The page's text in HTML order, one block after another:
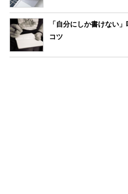
「自分にしか書けない
コツ